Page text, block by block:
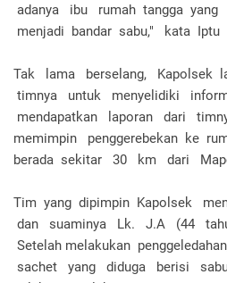
adanya ibu rumah tangga
menjadi bandar sabu," kata Iptu
Tak lama berselang, Kapolsek
timnya untuk menyelidiki
mendapatkan laporan dari
memimpin penggerebekan ke
berada sekitar 30 km dari
Tim yang dipimpin Kapolsek
dan suaminya Lk. J.A (44
Setelah melakukan
sachet yang diduga berisi